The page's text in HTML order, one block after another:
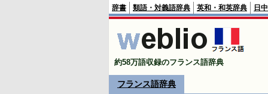
辞書 類語・対義語辞典 英和・和英辞典 日
約58万語収録のフランス語辞典
フランス語辞典